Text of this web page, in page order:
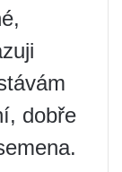
dobře